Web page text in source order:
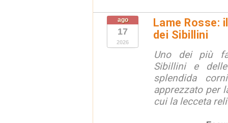
ago
17
2026
Lame Rosse:
dei Sibillini
Uno dei più
Sibillini e
splendida
apprezzato per
cui la lecceta